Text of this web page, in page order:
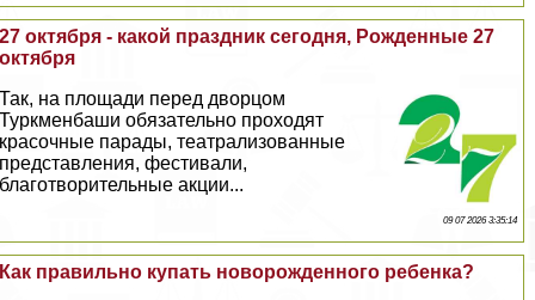
27 октября - какой праздник сегодня, Рожденные 27
октября
Так, на площади перед дворцом
Туркменбаши обязательно проходят
красочные парады, театрализованные
представления, фестивали,
благотворительные акции...
09 07 2026 3:35:14
Как правильно купать новорожденного ребенка?